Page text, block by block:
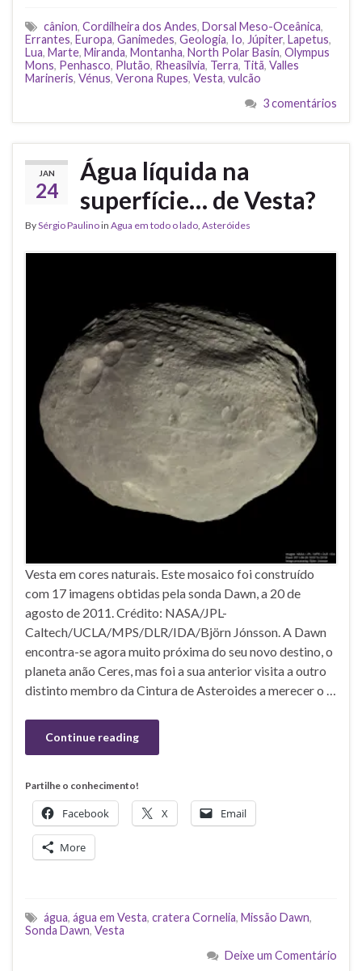
cânion, Cordilheira dos Andes, Dorsal Meso-Oceânica,
Errantes, Europa, Ganimedes, Geologia, Io, Júpiter, Lapetus,
Lua, Marte, Miranda, Montanha, North Polar Basin, Olympus
Mons, Penhasco, Plutão, Rheasilvia, Terra, Titã, Valles
Marineris, Vénus, Verona Rupes, Vesta, vulcão
3 comentários
JAN
24
Água líquida na
superfície… de Vesta?
BySérgio Paulinoin Agua em todo o lado Asteróides
Vesta em cores naturais. Este mosaico foi construído
com 17 imagens obtidas pela sonda Dawn, a 20 de
agosto de 2011. Crédito: NASA/JPL-
Caltech/UCLA/MPS/DLR/IDA/Björn Jónsson. A Dawn
encontra-se agora muito próxima do seu novo destino, o
planeta anão Ceres, mas foi a sua anterior visita a outro
distinto membro da Cintura de Asteroides a merecer o …
Continue reading
Partilhe o conhecimento!
Facebook X Email
More
água, água em Vesta, cratera Cornelia, Missão Dawn,
Sonda Dawn, Vesta
Deixe um Comentário